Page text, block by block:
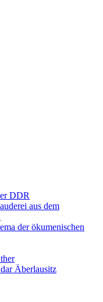
DDR
aus dem
der ökumenischen
Äberlausitz